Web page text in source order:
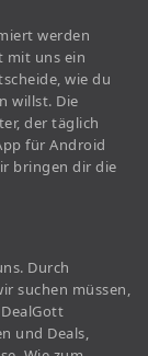
werden
mit uns ein
wie du
willst. Die
der täglich
für Android
bringen dir die
Durch
suchen müssen,
und Deals,